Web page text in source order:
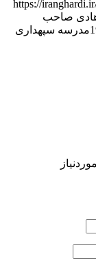
https://
صاحب
مدرسه سپهداری